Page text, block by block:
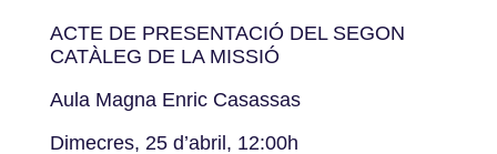
ACTE DE PRESENTACIÓ DEL SEGON
CATÀLEG DE LA MISSIÓ
Aula Magna Enric Casassas
Dimecres, 25 d’abril, 12:00h